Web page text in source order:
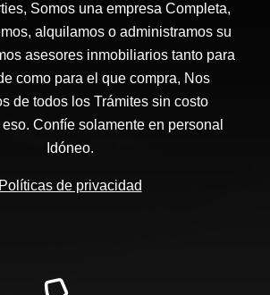
Somos una empresa Completa,
alquilamos o administramos su
asesores inmobiliarios tanto para
como para el que compra, Nos
de todos los Trámites sin costo
Confíe solamente en personal
Idóneo.
Políticas de privacidad